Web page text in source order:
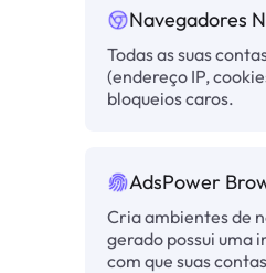
Navegadores
Todas as suas
(endereço IP,
bloqueios caros.
AdsPower
Cria ambientes de
gerado possui uma
com que suas